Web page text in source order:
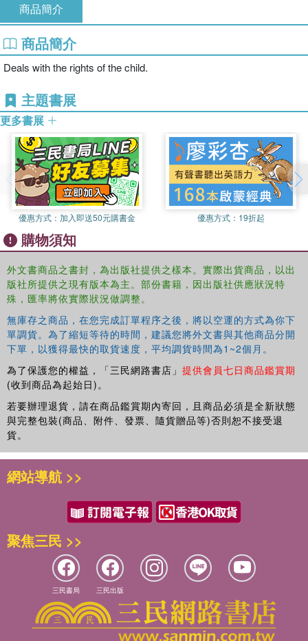
商品簡介
商品簡介
Deals with the rights of the child.
主題書展
更多書展
優惠方式： 加入即送50元購書金 優惠方式： 19折起
購物須知
外文書商品之書封，為出版社提供之樣本。實際出貨商品，以出
版社所提供之現有版本為主。部份書籍，因出版社供應狀況特
殊，匯率將依實際狀況做調整。
無庫存之商品，在您完成訂單程序之後，將以空運的方式為你下
單調貨。為了縮短等待的時間，建議您將外文書與其他商品分開
下單，以獲得最快的取貨速度，平均調貨時間為1~2個月。
為了保護您的權益，「三民網路書店」 提供會員七日商品鑑賞期
(收到商品為起始日)。
若要辦理退貨，請在商品鑑賞期內寄回，且商品必須是全新狀態
與完整包裝(商品、附件、發票、隨貨贈品等)否則恕不接受退
貨。
網站導航 >>
聚焦三民 >>
三民書局 三民出版